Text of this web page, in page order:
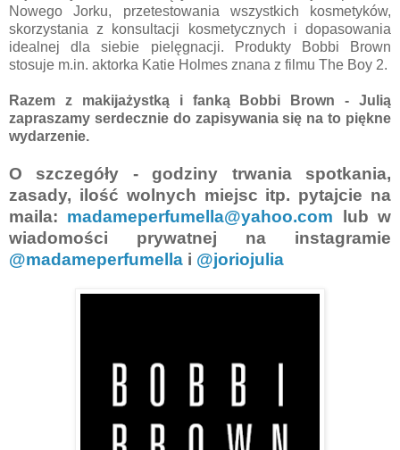
Nowego Jorku, przetestowania wszystkich kosmetyków,
skorzystania z konsultacji kosmetycznych i dopasowania
idealnej dla siebie pielęgnacji. Produkty Bobbi Brown
stosuje m.in. aktorka Katie Holmes znana z filmu The Boy 2.
Razem z makijażystką i fanką Bobbi Brown - Julią
zapraszamy serdecznie do zapisywania się na to piękne
wydarzenie.
O szczegóły - godziny trwania spotkania,
zasady, ilość wolnych miejsc itp. pytajcie na
maila: madameperfumella@yahoo.com lub w
wiadomości prywatnej na instagramie
@madameperfumella i @joriojulia